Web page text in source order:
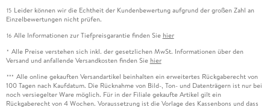
15 Leider können wir die Echtheit der Kundenbewertung aufgrund der großen Zahl an
Einzelbewertungen nicht prüfen.
16 Alle Informationen zur Tiefpreisgarantie finden Sie hier
* Alle Preise verstehen sich inkl. der gesetzlichen MwSt. Informationen über den
Versand und anfallende Versandkosten finden Sie hier
*** Alle online gekauften Versandartikel beinhalten ein erweitertes Rückgaberecht von
100 Tagen nach Kaufdatum. Die Rücknahme von Bild-, Ton- und Datenträgern ist nur bei
noch versiegelter Ware möglich. Für in der Filiale gekaufte Artikel gilt ein
Rückgaberecht von 4 Wochen. Voraussetzung ist die Vorlage des Kassenbons und dass